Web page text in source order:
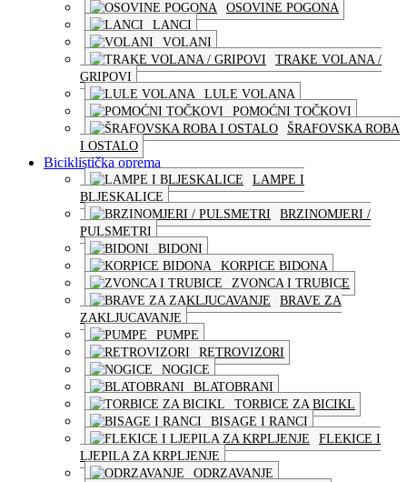
OSOVINE POGONA
LANCI
VOLANI
TRAKE VOLANA /
GRIPOVI
LULE VOLANA
POMOĆNI TOČKOVI
ŠRAFOVSKA ROBA
I OSTALO
Biciklistička oprema
LAMPE I
BLJESKALICE
BRZINOMJERI /
PULSMETRI
BIDONI
KORPICE BIDONA
ZVONCA I TRUBICE
BRAVE ZA
ZAKLJUCAVANJE
PUMPE
RETROVIZORI
NOGICE
BLATOBRANI
TORBICE ZA BICIKL
BISAGE I RANCI
FLEKICE I
LJEPILA ZA KRPLJENJE
ODRZAVANJE